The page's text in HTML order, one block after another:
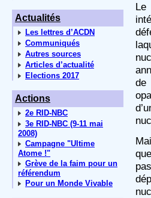
Actualités
Les lettres d’ACDN
Communiqués
Autres sources
Articles d’actualité
Elections 2017
Actions
2e RID-NBC
3e RID-NBC (9-11 mai
2008)
Campagne "Ultime
Atome !"
Grève de la faim pour un
référendum
Pour un Monde Vivable
Le
de